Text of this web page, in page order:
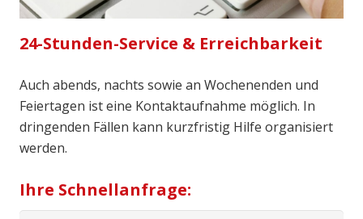
24-Stunden-Service & Erreichbarkeit
Auch abends, nachts sowie an Wochenenden und
Feiertagen ist eine Kontaktaufnahme möglich. In
dringenden Fällen kann kurzfristig Hilfe organisiert
werden.
Ihre Schnellanfrage: